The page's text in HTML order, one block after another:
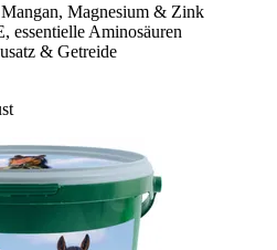
Magnesium & Zink
essentielle Aminosäuren
& Getreide